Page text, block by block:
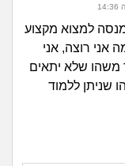
כאן?
למצוא מקצוע
אני רוצה, אני
משהו שלא יתאים
שניתן ללמוד